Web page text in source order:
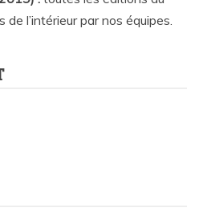
l’intérieur par nos équipes.